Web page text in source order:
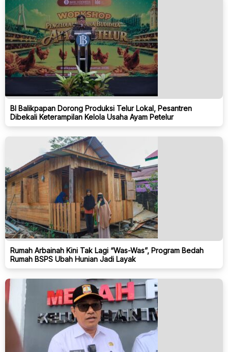
BI Balikpapan Dorong Produksi Telur Lokal, Pesantren
Dibekali Keterampilan Kelola Usaha Ayam Petelur
Rumah Arbainah Kini Tak Lagi “Was-Was”, Program Bedah
Rumah BSPS Ubah Hunian Jadi Layak